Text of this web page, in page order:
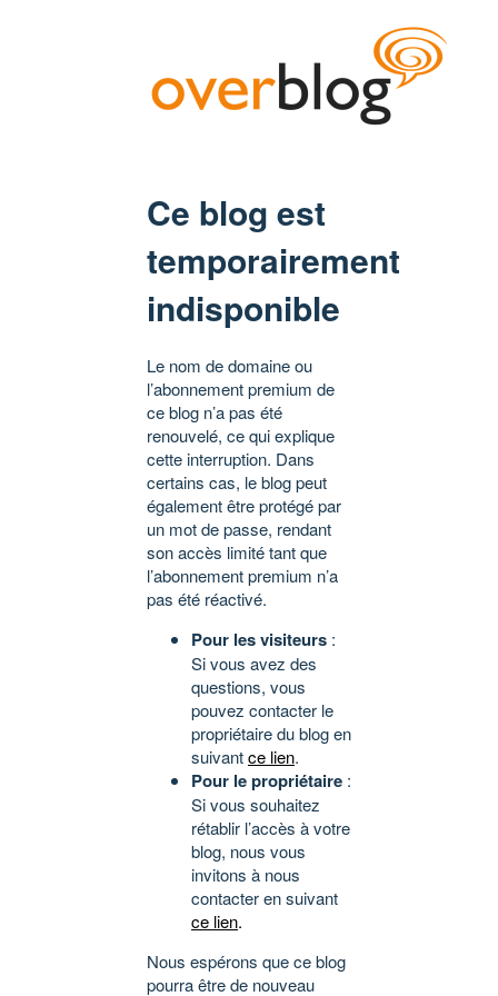
Ce blog est
temporairement
indisponible
Le nom de domaine ou
l’abonnement premium de
ce blog n’a pas été
renouvelé, ce qui explique
cette interruption. Dans
certains cas, le blog peut
également être protégé par
un mot de passe, rendant
son accès limité tant que
l’abonnement premium n’a
pas été réactivé.
Pour les visiteurs :
Si vous avez des
questions, vous
pouvez contacter le
propriétaire du blog en
suivantce lien.
Pour le propriétaire :
Si vous souhaitez
rétablir l’accès à votre
blog, nous vous
invitons à nous
contacter en suivant
ce lien.
Nous espérons que ce blog
pourra être de nouveau